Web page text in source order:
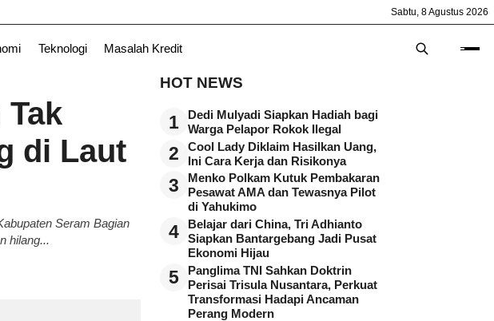
Sabtu, 8 Agustus 2026
Teknologi Masalah Kredit
Tak
di Laut
Seram Bagian
hilang...
HOT NEWS
1
Dedi Mulyadi Siapkan Hadiah bagi
Warga Pelapor Rokok Ilegal
2
Cool Lady Diklaim Hasilkan Uang,
Ini Cara Kerja dan Risikonya
3
Menko Polkam Kutuk Pembakaran
Pesawat AMA dan Tewasnya Pilot
di Yahukimo
4
Belajar dari China, Tri Adhianto
Siapkan Bantargebang Jadi Pusat
Ekonomi Hijau
5
Panglima TNI Sahkan Doktrin
Perisai Trisula Nusantara, Perkuat
Transformasi Hadapi Ancaman
Perang Modern